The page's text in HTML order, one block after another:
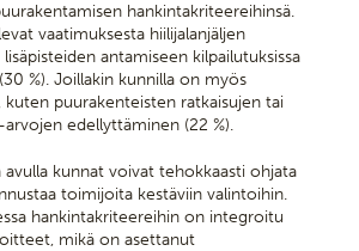
hankintakriteereihinsä.
vaatimuksesta hiilijalanjäljen
lisäpisteiden antamiseen kilpailutuksissa
%). Joillakin kunnilla on myös
puurakenteisten ratkaisujen tai
arvojen edellyttäminen (22 %).
kunnat voivat tehokkaasti ohjata
toimijoita kestäviin valintoihin.
hankintakriteereihin on integroitu
mikä on asettanut